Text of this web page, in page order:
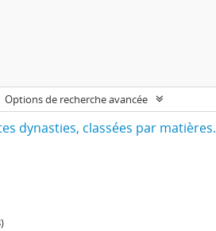
Options de recherche avancée
dynasties, classées par matières.